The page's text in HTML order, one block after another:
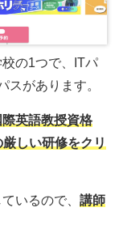
の1つで、ITパ
スがあります。
英語教授資格
しい研修をクリ
いるので、 講師